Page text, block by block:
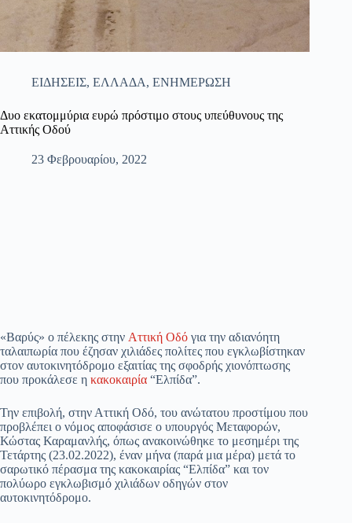
ΕΙΔΗΣΕΙΣ, ΕΛΛΑΔΑ, ΕΝΗΜΕΡΩΣΗ
Δυο εκατομμύρια ευρώ πρόστιμο στους υπεύθυνους της
Αττικής Οδού
23 Φεβρουαρίου, 2022
«Βαρύς» ο πέλεκης στην Αττική Οδό για την αδιανόητη
ταλαιπωρία που έζησαν χιλιάδες πολίτες που εγκλωβίστηκαν
στον αυτοκινητόδρομο εξαιτίας της σφοδρής χιονόπτωσης
που προκάλεσε η κακοκαιρία “Ελπίδα”.
Την επιβολή, στην Αττική Οδό, του ανώτατου προστίμου που
προβλέπει ο νόμος αποφάσισε ο υπουργός Μεταφορών,
Κώστας Καραμανλής, όπως ανακοινώθηκε το μεσημέρι της
Τετάρτης (23.02.2022), έναν μήνα (παρά μια μέρα) μετά το
σαρωτικό πέρασμα της κακοκαιρίας “Ελπίδα” και τον
πολύωρο εγκλωβισμό χιλιάδων οδηγών στον
αυτοκινητόδρομο.